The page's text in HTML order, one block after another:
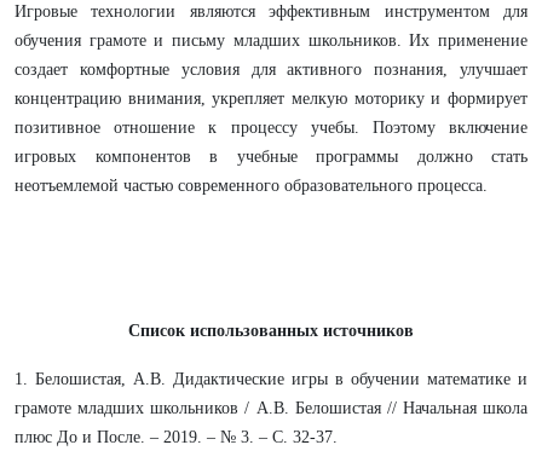
Игровые технологии являются эффективным инструментом для
обучения грамоте и письму младших школьников. Их применение
создает комфортные условия для активного познания, улучшает
концентрацию внимания, укрепляет мелкую моторику и формирует
позитивное отношение к процессу учебы. Поэтому включение
игровых компонентов в учебные программы должно стать
неотъемлемой частью современного образовательного процесса.
Список использованных источников
1. Белошистая, А.В. Дидактические игры в обучении математике и
грамоте младших школьников / А.В. Белошистая // Начальная школа
плюс До и После. – 2019. – № 3. – С. 32-37.